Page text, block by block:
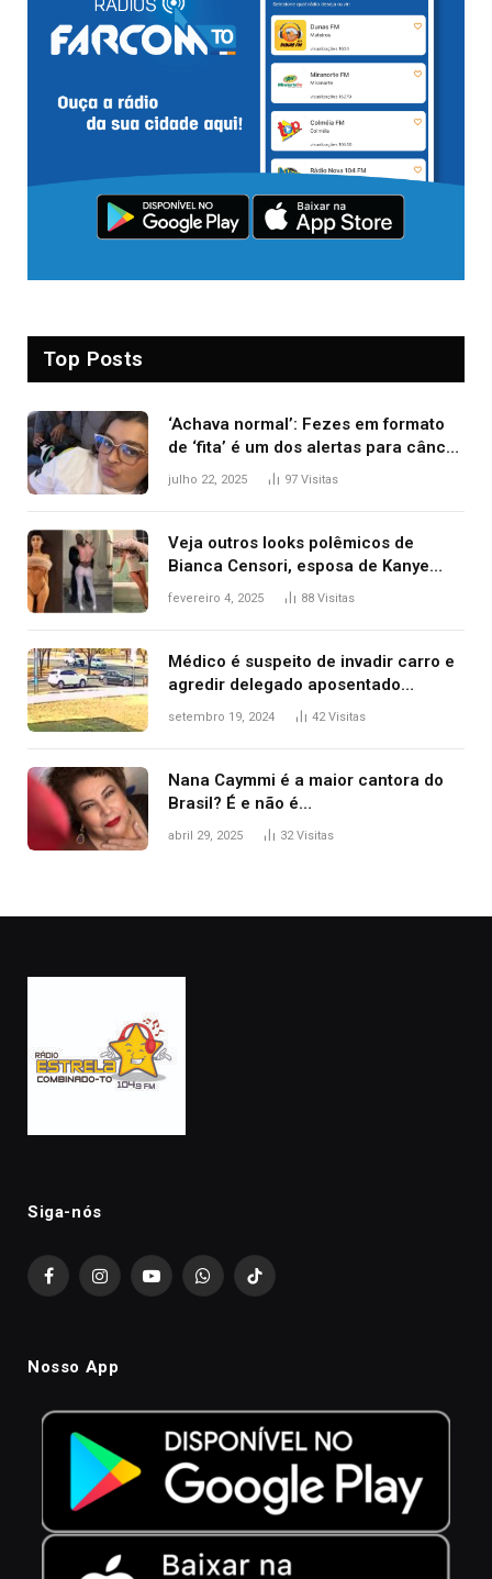
Top Posts
‘Achava normal’: Fezes em formato
de ‘fita’ é um dos alertas para câncer
colorretal; relembre fala de Preta Gil
julho 22, 2025 97 Visitas
Veja outros looks polêmicos de
Bianca Censori, esposa de Kanye
West que apareceu nua no Grammy
fevereiro 4, 2025 88 Visitas
Médico é suspeito de invadir carro e
agredir delegado aposentado
durante confusão no trânsito
setembro 19, 2024 42Visitas
Nana Caymmi é a maior cantora do
Brasil? É e não é…
abril 29, 2025 32Visitas
Siga-nós
FacebookInstagramYouTubeWhatsAppTikTok
Nosso App